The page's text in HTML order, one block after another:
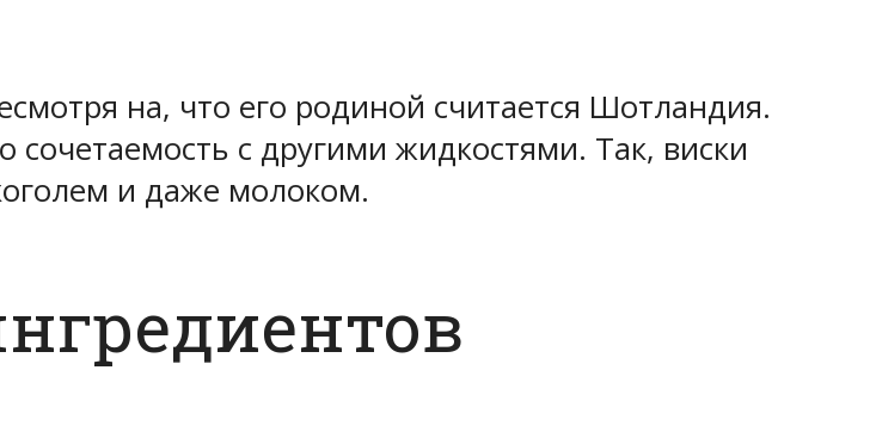
на, что его родиной считается Шотландия.
сочетаемость с другими жидкостями. Так, виски
и даже молоком.